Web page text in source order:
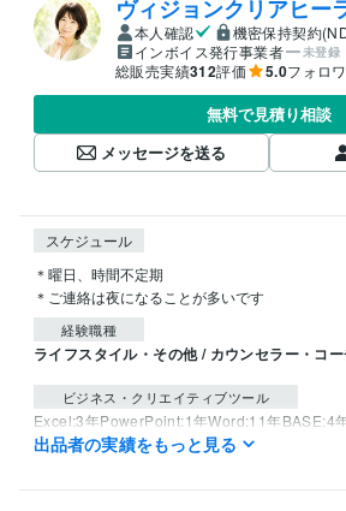
ヴィジョンクリアヒー
本人確認
機密保持契約
インボイス発行事業者
未登録
総販売実績312評価 5.0フォロ
無料で見積り相談
メッセージを送る
スケジュール
＊曜日、時間不定期
＊ご連絡は夜になることが多いです
経験職種
ライフスタイル・その他 / カウンセラー・コ
ビジネス・クリエイティブツール
Excel:3年PowerPoint:1年Word:11年BASE:4
Moneyfoward:2年kintone:0年Salesforce:3年
Vrew:0年Canva:5年
出品者の実績をもっと見る